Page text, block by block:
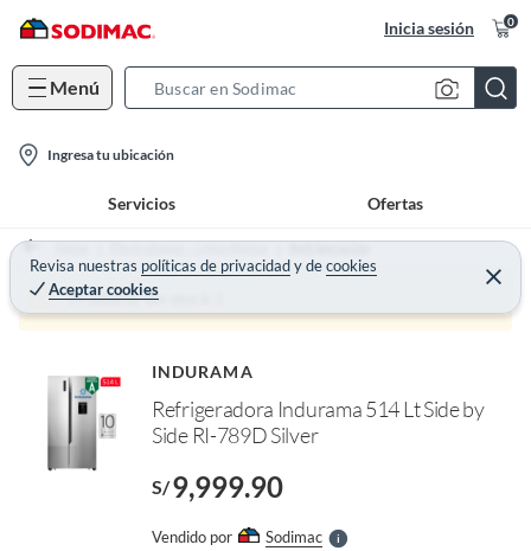
Inicia sesión 0
Menú
h
B
r
a
o
Ingresa tu ubicación
Servicios Ofertas
Revisa nuestras políticas de privacidadydecookies
Aceptar cookies
C
e
r
Home Electrohogar - Línea blanca Refrigeración
Producto sin stock :(
INDURAMA
Refrigeradora Indurama 514 Lt Side by
Side RI-789D Silver
S/9,999.90
Vendido por SodimacS
n